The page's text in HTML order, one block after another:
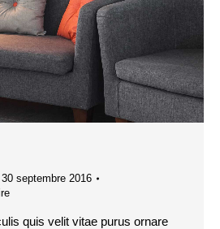
30 septembre 2016
quis velit vitae purus ornare